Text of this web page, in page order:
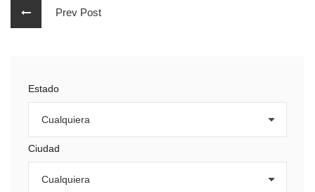
Prev Post
Estado
Ciudad